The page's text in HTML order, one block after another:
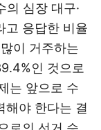
심장 대구·
고 응답한 비율
이 거주하는
인 것으로
는 앞으로 수
해야 한다는 결